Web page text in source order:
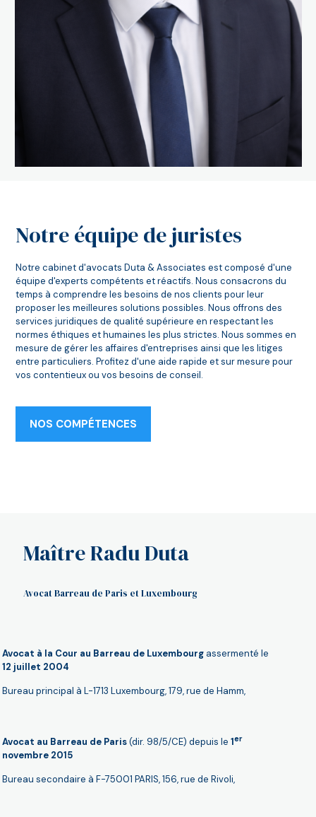
Notre équipe de juristes
Notre cabinet d'avocats Duta & Associates est composé d'une
équipe d'experts compétents et réactifs. Nous consacrons du
temps à comprendre les besoins de nos clients pour leur
proposer les meilleures solutions possibles. Nous offrons des
services juridiques de qualité supérieure en respectant les
normes éthiques et humaines les plus strictes. Nous sommes en
mesure de gérer les affaires d'entreprises ainsi que les litiges
entre particuliers. Profitez d'une aide rapide et sur mesure pour
vos contentieux ou vos besoins de conseil.
NOS COMPÉTENCES
Maître Radu Duta
Avocat Barreau de Paris et Luxembourg
Avocat à la Cour au Barreau de Luxembourg assermenté le
12 juillet 2004
Bureau principal à L-1713 Luxembourg, 179, rue de Hamm,
Avocat au Barreau de Paris(dir. 98/5/CE) depuis le 1er
novembre 2015
Bureau secondaire à F-75001 PARIS, 156, rue de Rivoli,